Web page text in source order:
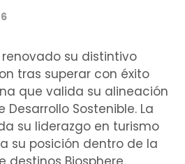
su distintivo
tras superar con éxito
que valida su alineación
Sostenible. La
su liderazgo en turismo
su posición dentro de la